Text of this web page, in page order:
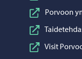
Porvoon
Visit